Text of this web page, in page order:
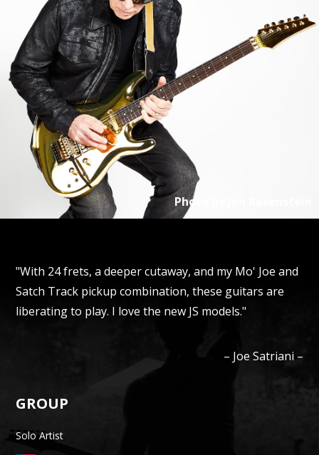
Photo by
"With 24 frets, a deeper cutaway, and my Mo' Joe and
Satch Track pickup combination, these guitars are
liberating to play. I love the new JS models."
– Joe Satriani–
GROUP
Solo Artist